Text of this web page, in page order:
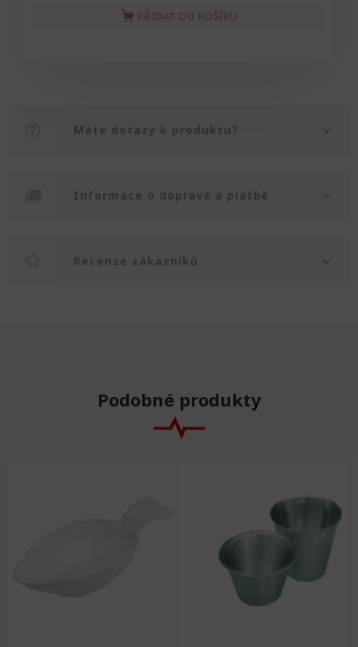
PŘIDAT DO KOŠÍKU
Máte dotazy k produktu?
Informace o dopravě a platbě
Recenze zákazníků
Podobné produkty